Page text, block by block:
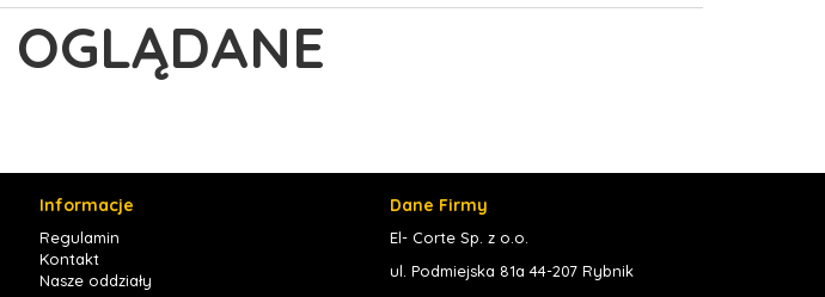
OGLĄDANE
Informacje
Regulamin
Kontakt
Nasze oddziały
Dane Firmy
El- Corte Sp. z o.o.
ul. Podmiejska 81a 44-207 Rybnik